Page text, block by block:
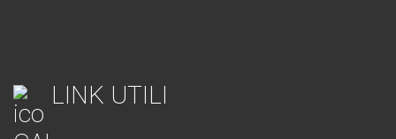
LINK UTILI